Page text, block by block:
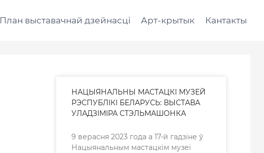
План выставачнай дзейнасці Арт-крытык Кантакты
НАЦЫЯНАЛЬНЫ МАСТАЦКІ МУЗЕЙ
РЭСПУБЛІКІ БЕЛАРУСЬ: ВЫСТАВА
УЛАДЗІМІРА СТЭЛЬМАШОНКА
9 верасня 2023 года а 17-й гадзіне ў
Нацыянальным мастацкім музеі